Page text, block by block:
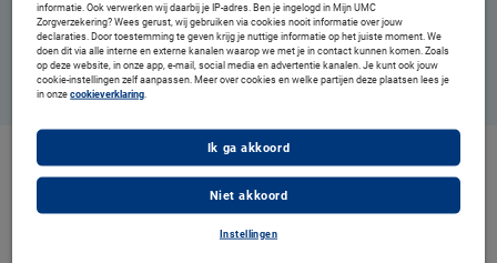
2. Slaap met een overgang-pakket
Wist je dat je na een goede nachtrust fitter, alerter, creatiever en socialer bent? Slecht slapen
kan de somberheid en lusteloosheid vergroten. Er is dus alles gelegen aan een goede
nachtrust. In de overgang kan je slaap worden verstoord. Maak voor jezelf een goed
informatie. Ook verwerken wij daarbij je IP-adres. Ben je ingelogd in Mijn UMC
Zorgverzekering? Wees gerust, wij gebruiken via cookies nooit informatie over jouw
declaraties. Door toestemming te geven krijg je nuttige informatie op het juiste moment. We
doen dit via alle interne en externe kanalen waarop we met je in contact kunnen komen. Zoals
op deze website, in onze app, e-mail, social media en advertentie kanalen. Je kunt ook jouw
cookie-instellingen zelf aanpassen. Meer over cookies en welke partijen deze plaatsen lees je
in onzecookieverklaring
Instellingen
Niet akkoord
Ik ga akkoord